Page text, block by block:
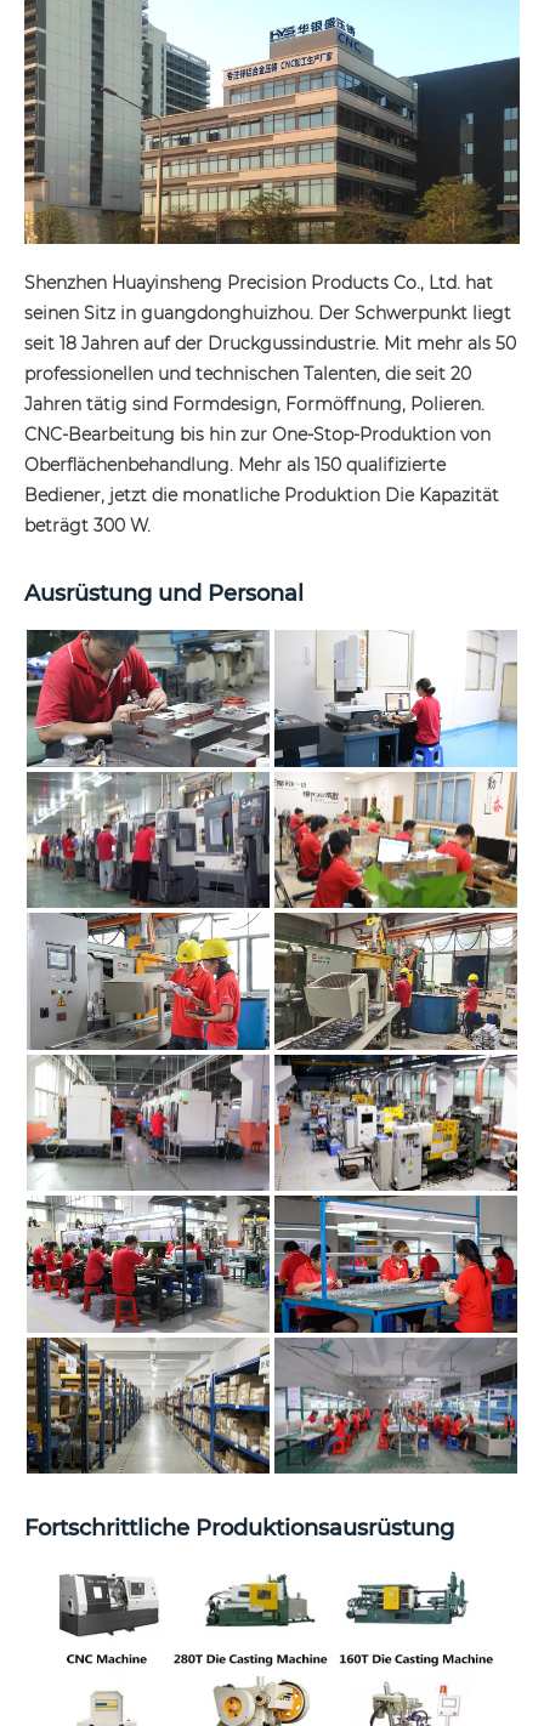
Shenzhen Huayinsheng Precision Products Co., Ltd. hat
seinen Sitz in guangdonghuizhou. Der Schwerpunkt liegt
seit 18 Jahren auf der Druckgussindustrie. Mit mehr als 50
professionellen und technischen Talenten, die seit 20
Jahren tätig sind Formdesign, Formöffnung, Polieren.
CNC-Bearbeitung bis hin zur One-Stop-Produktion von
Oberflächenbehandlung. Mehr als 150 qualifizierte
Bediener, jetzt die monatliche Produktion Die Kapazität
beträgt 300 W.
Ausrüstung und Personal
Fortschrittliche Produktionsausrüstung